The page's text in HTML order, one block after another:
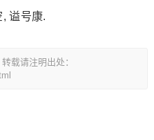
谥号康.
载请注明出处：